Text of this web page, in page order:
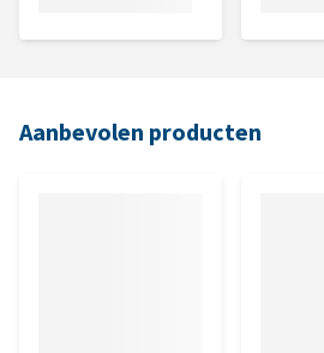
Aanbevolen producten